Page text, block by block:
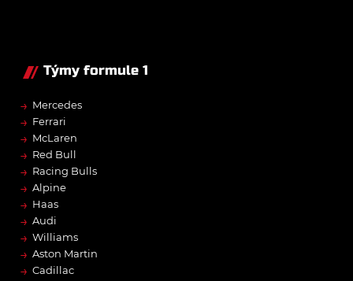
Týmy formule 1
→ Mercedes
→ Ferrari
→ McLaren
→ Red Bull
→ Racing Bulls
→ Alpine
→ Haas
→ Audi
→ Williams
→ Aston Martin
→ Cadillac